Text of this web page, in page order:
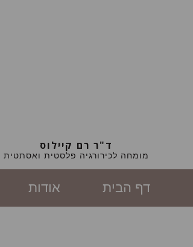
ד"ר רם קיילוס
מומחה לכירורגיה פלסטית ואסתטית
דף הבית אודות